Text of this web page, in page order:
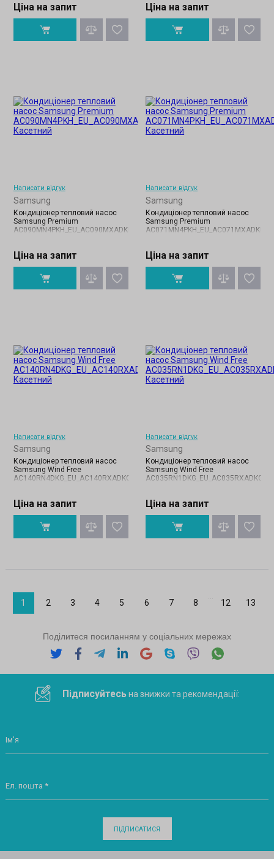
Ціна на запит Ціна на запит
Написати відгук
Samsung
Кондиціонер тепловий насос
Samsung Premium
AC090MN4PKH_EU_AC090MXADKH_EU
Ціна на запит
Написати відгук
Samsung
Кондиціонер тепловий насос
Samsung Premium
Ціна на запит
Написати відгук
Samsung
Кондиціонер тепловий насос
Samsung Wind Free
AC140RN4DKG_EU_AC140RXADKG_EU
Ціна на запит
Написати відгук
Samsung
Кондиціонер тепловий насос
Samsung Wind Free
Ціна на запит
1 2 3 4 5 6 7 8 12 13
Поділитеся посиланням у соціальних мережах
Підписуйтесьна знижки та рекомендації:
Ім'я
Ел. пошта *
ПІДПИСАТИСЯ